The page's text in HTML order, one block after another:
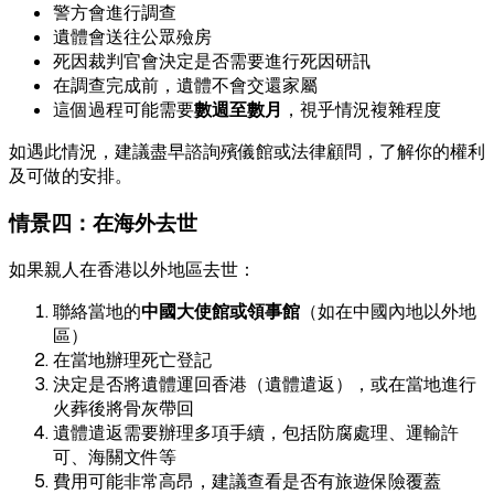
警方會進行調查
遺體會送往公眾殮房
死因裁判官會決定是否需要進行死因研訊
在調查完成前，遺體不會交還家屬
這個過程可能需要數週至數月 ，視乎情況複雜程度
如遇此情況，建議盡早諮詢殯儀館或法律顧問，了解你的權利
及可做的安排。
情景四：在海外去世
如果親人在香港以外地區去世：
聯絡當地的中國大使館或領事館 （如在中國內地以外地
區）
在當地辦理死亡登記
決定是否將遺體運回香港（遺體遣返），或在當地進行
火葬後將骨灰帶回
遺體遣返需要辦理多項手續，包括防腐處理、運輸許
可、海關文件等
費用可能非常高昂，建議查看是否有旅遊保險覆蓋